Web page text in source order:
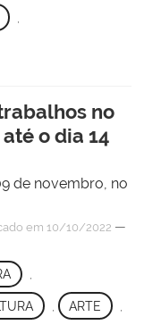
no
o dia 14
de novembro, no
em 10/10/2022 —
ARTE